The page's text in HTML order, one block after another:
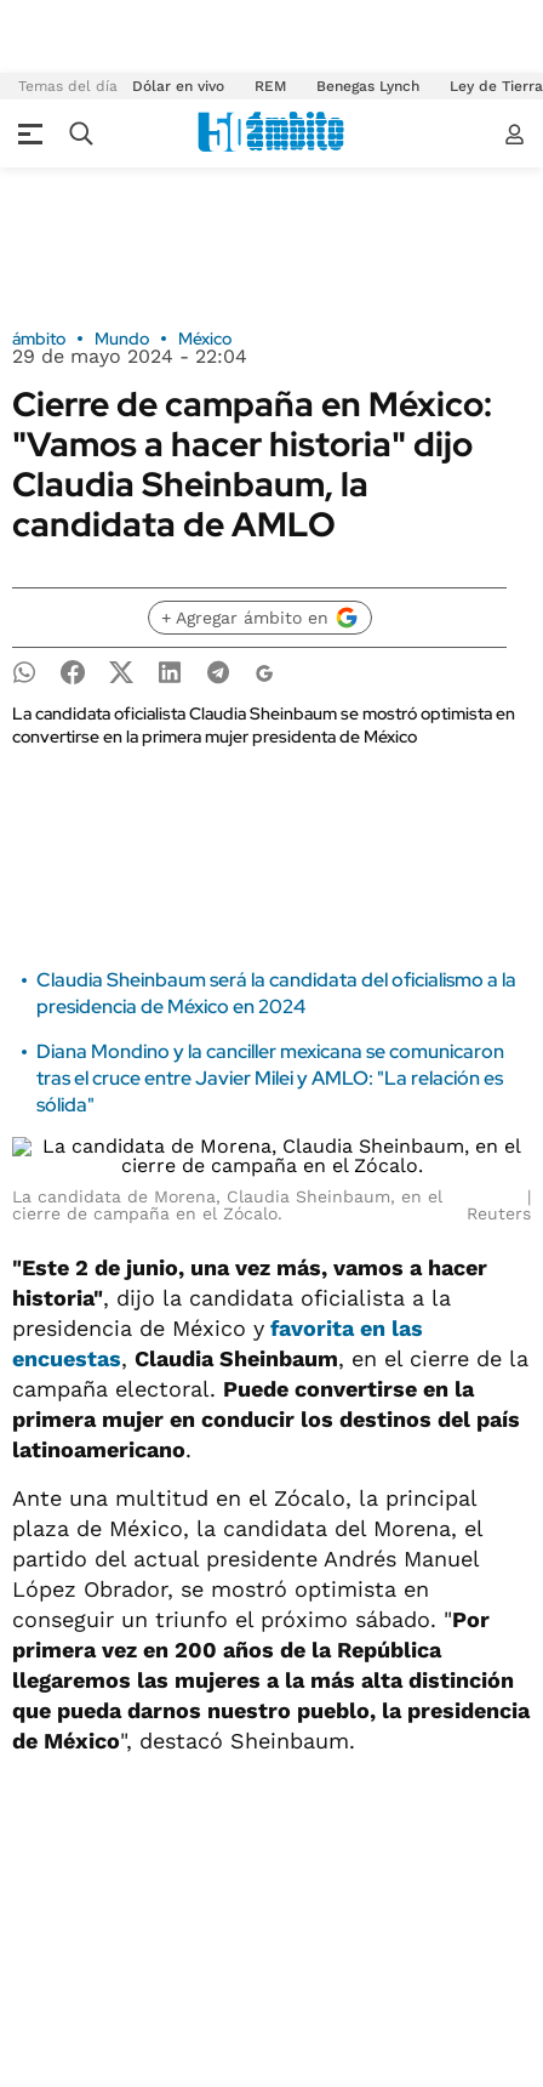
Temas del día Dólar en vivo REM Benegas Lynch Ley de
ámbito Mundo México
29 de mayo 2024 - 22:04
Cierre de campaña en México:
"Vamos a hacer historia" dijo
Claudia Sheinbaum, la
candidata de AMLO
+ Agregar ámbito en
La candidata oficialista Claudia Sheinbaum se mostró optimista en
convertirse en la primera mujer presidenta de México
Claudia Sheinbaum será la candidata del oficialismo a la
presidencia de México en 2024
Diana Mondino y la canciller mexicana se comunicaron
tras el cruce entre Javier Milei y AMLO: "La relación es
sólida"
La candidata de Morena, Claudia Sheinbaum, en el
cierre de campaña en el Zócalo.
Reuters
"Este 2 de junio, una vez más, vamos a hacer
historia", dijo la candidata oficialista a la
presidencia de México y favorita en las
encuestas, Claudia Sheinbaum, en el cierre de la
campaña electoral. Puede convertirse en la
primera mujer en conducir los destinos del país
latinoamericano.
Ante una multitud en el Zócalo, la principal
plaza de México, la candidata del Morena, el
partido del actual presidente Andrés Manuel
López Obrador, se mostró optimista en
conseguir un triunfo el próximo sábado. "Por
primera vez en 200 años de la República
llegaremos las mujeres a la más alta distinción
que pueda darnos nuestro pueblo, la presidencia
de México", destacó Sheinbaum.